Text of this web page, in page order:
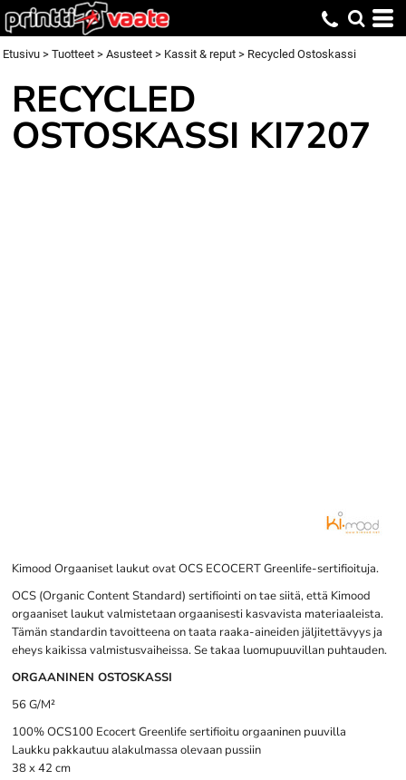
Etusivu > Tuotteet > Asusteet > Kassit & reput > Recycled Ostoskassi
RECYCLED
OSTOSKASSI KI7207
Kimood Orgaaniset laukut ovat OCS ECOCERT Greenlife-sertifioituja.
OCS (Organic Content Standard) sertifiointi on tae siitä, että Kimood
orgaaniset laukut valmistetaan orgaanisesti kasvavista materiaaleista.
Tämän standardin tavoitteena on taata raaka-aineiden jäljitettävyys ja
eheys kaikissa valmistusvaiheissa. Se takaa luomupuuvillan puhtauden.
ORGAANINEN OSTOSKASSI
56 G/M²
100% OCS100 Ecocert Greenlife sertifioitu orgaaninen puuvilla
Laukku pakkautuu alakulmassa olevaan pussiin
38 x 42 cm